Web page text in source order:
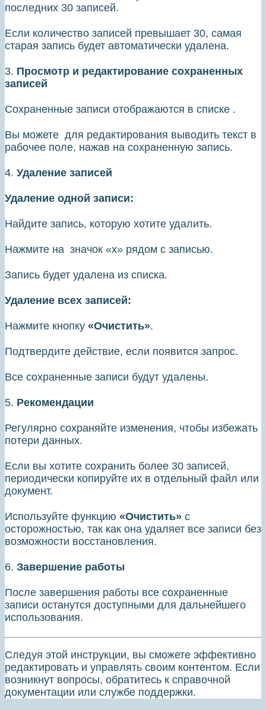
последних 30 записей.
Если количество записей превышает 30, самая
старая запись будет автоматически удалена.
3. Просмотр и редактирование сохраненных
записей
Сохраненные записи отображаются в списке .
Вы можете для редактирования выводить текст в
рабочее поле, нажав на сохраненную запись.
4. Удаление записей
Удаление одной записи:
Найдите запись, которую хотите удалить.
Нажмите на значок «х» рядом с записью.
Запись будет удалена из списка.
Удаление всех записей:
Нажмите кнопку «Очистить».
Подтвердите действие, если появится запрос.
Все сохраненные записи будут удалены.
5. Рекомендации
Регулярно сохраняйте изменения, чтобы избежать
потери данных.
Если вы хотите сохранить более 30 записей,
периодически копируйте их в отдельный файл или
документ.
Используйте функцию «Очистить» с
осторожностью, так как она удаляет все записи без
возможности восстановления.
6. Завершение работы
После завершения работы все сохраненные
записи останутся доступными для дальнейшего
использования.
Следуя этой инструкции, вы сможете эффективно
редактировать и управлять своим контентом. Если
возникнут вопросы, обратитесь к справочной
документации или службе поддержки.